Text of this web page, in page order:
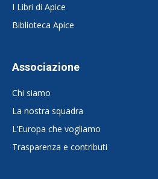
I Libri di Apice
Biblioteca Apice
Associazione
Chi siamo
La nostra squadra
L’Europa che vogliamo
Trasparenza e contributi